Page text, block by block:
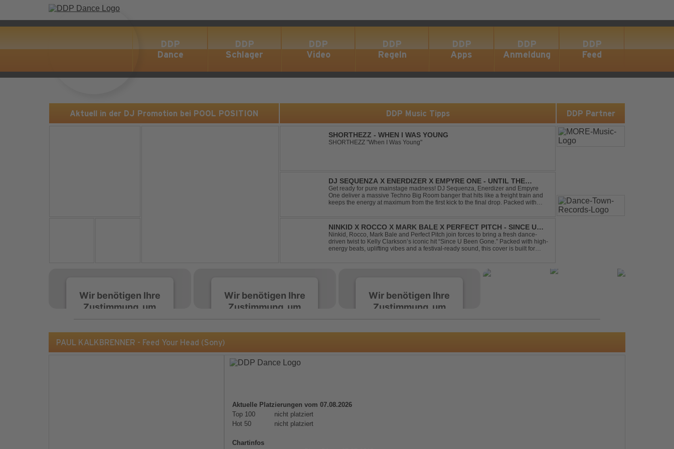
DDP
Dance
DDP
Schlager
DDP
Video
DDP
Regeln
DDP
Apps
DDP
Anmeldung
DDP
Feed
Aktuell in der DJ Promotion bei POOL POSITION DDP Music Tipps
SHORTHEZZ - WHEN I WAS YOUNG
SHORTHEZZ "When I Was Young"
DJ SEQUENZA X ENERDIZER X EMPYRE ONE - UNTIL THE
MORNING LIGHT
Get ready for pure mainstage madness! DJ Sequenza, Enerdizer and Empyre
One deliver a massive Techno Big Room banger that hits like a freight train and
keeps the energy at maximum from the first kick to the final drop. Packed with
NINKID X ROCCO X MARK BALE X PERFECT PITCH - SINCE U
BEEN GONE
Ninkid, Rocco, Mark Bale and Perfect Pitch join forces to bring a fresh dance-
driven twist to Kelly Clarkson’s iconic hit “Since U Been Gone.” Packed with high-
energy beats, uplifting vibes and a festival-ready sound, this cover is built for
DDP Partner
Wir benötigen Ihre
Zustimmung, um
Service zu laden!
Wir verwenden Spotify,
Wir benötigen Ihre
Zustimmung, um
Service zu laden!
Wir verwenden Spotify,
um Inhalte einzubetten.
Bitte lesen Sie die Details
durch und stimmen Sie
der Nutzung des Service
zu, um diese Inhalte
Wir benötigen Ihre
Zustimmung, um
Service zu laden!
Wir verwenden Spotify,
PAUL KALKBRENNER - Feed Your Head (Sony)
Aktuelle Platzierungen vom 07.08.2026
Top 100
nicht platziert
Hot 50
nicht platziert
Chartinfos